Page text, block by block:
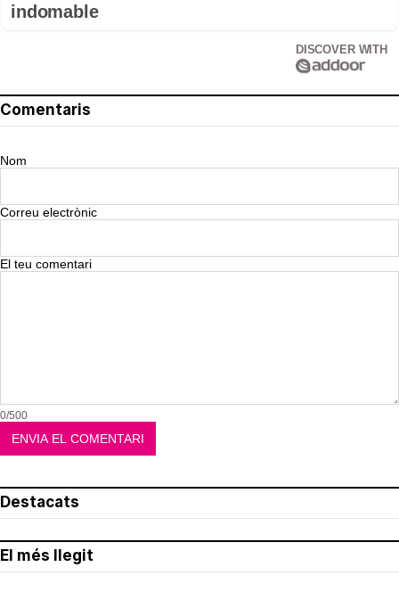
indomable
DISCOVER WITH
Comentaris
Nom
Correu electrònic
El teu comentari
0/500
Destacats
El més llegit